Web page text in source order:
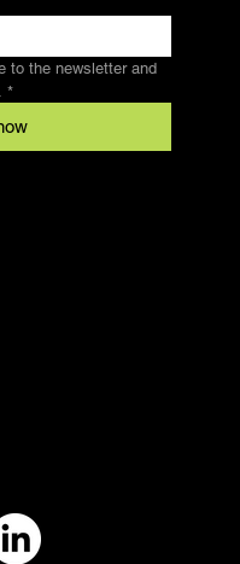
to the newsletter and
*